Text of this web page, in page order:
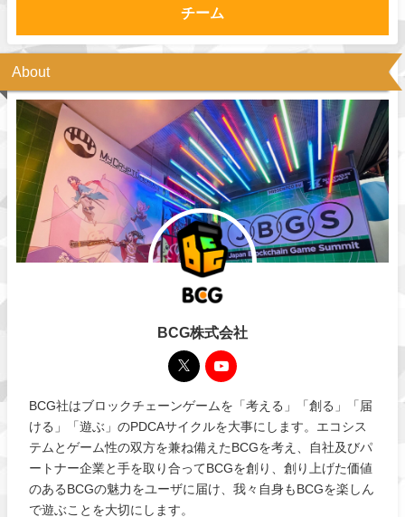
チーム
About
BCG株式会社
BCG社はブロックチェーンゲームを「考える」「創る」「届
ける」「遊ぶ」のPDCAサイクルを大事にします。エコシス
テムとゲーム性の双方を兼ね備えたBCGを考え、自社及びパ
ートナー企業と手を取り合ってBCGを創り、創り上げた価値
のあるBCGの魅力をユーザに届け、我々自身もBCGを楽しん
で遊ぶことを大切にします。